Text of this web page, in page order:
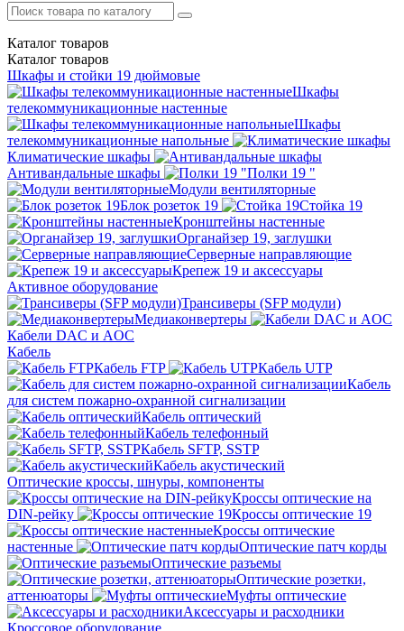
Каталог товаров
Каталог товаров
Шкафы и стойки 19 дюймовые
Шкафы
телекоммуникационные настенные
Шкафы
телекоммуникационные напольные
Климатические шкафы
Антивандальные шкафы
Полки 19 "
Модули вентиляторные
Блок розеток 19
Стойка 19
Кронштейны настенные
Органайзер 19, заглушки
Серверные направляющие
Крепеж 19 и аксессуары
Активное оборудование
Трансиверы (SFP модули)
Медиаконвертеры
Кабели DAC и AOC
Кабель
Кабель FTP
Кабель UTP
Кабель
для систем пожарно-охранной сигнализации
Кабель оптический
Кабель телефонный
Кабель SFTP, SSTP
Кабель акустический
Оптические кроссы, шнуры, компоненты
Кроссы оптические на
DIN-рейку
Кроссы оптические 19
Кроссы оптические
настенные
Оптические патч корды
Оптические разъемы
Оптические розетки,
аттенюаторы
Муфты оптические
Аксессуары и расходники
Кроссовое оборудование